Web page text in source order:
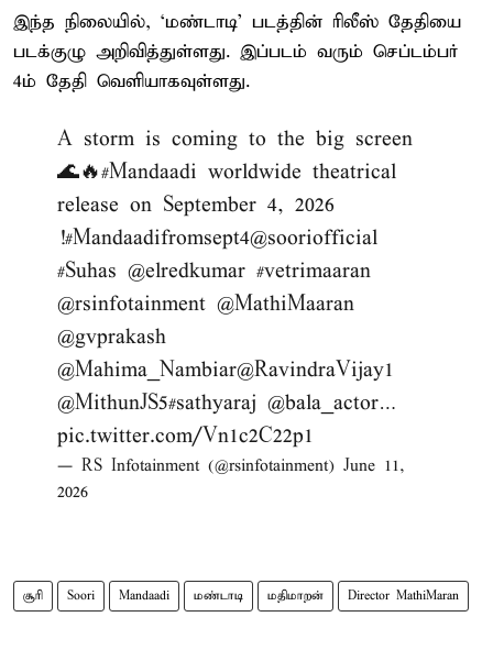
இந்த நிலையில், ‘மண்டாடி’ படத்தின் ரிலீஸ் தேதியை
படக்குழு அறிவித்துள்ளது. இப்படம் வரும் செப்டம்பர்
4ம் தேதி வெளியாகவுள்ளது.
A storm is coming to the big screen
🌊🔥#Mandaadi worldwide theatrical
release on September 4, 2026
!#Mandaadifromsept4@sooriofficial
#Suhas @elredkumar #vetrimaaran
@rsinfotainment @MathiMaaran
@gvprakash
@Mahima_Nambiar@RavindraVijay1
@MithunJS5#sathyaraj @bala_actor…
pic.twitter.com/Vn1c2C22p1
— RS Infotainment (@rsinfotainment) June 11,
2026
சூரி Soori Mandaadi மண்டாடி மதிமாறன் Director MathiMaran